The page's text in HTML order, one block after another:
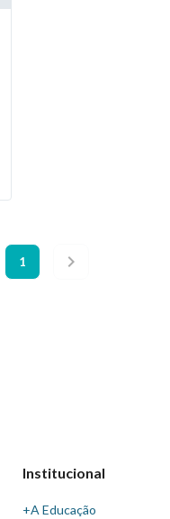
1
Institucional
+A Educação